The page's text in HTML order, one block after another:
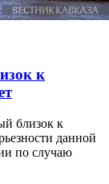
к
близок к
данной
по случаю